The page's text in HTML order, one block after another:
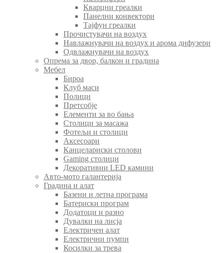
Кварцни греалки
Панелни конвектори
Тајфун греалки
Прочистувачи на воздух
Навлажнувачи на воздух и арома дифузери
Одвлажнувачи на воздух
Опрема за двор, балкон и градина
Мебел
Бироа
Клуб маси
Полици
Претсобје
Елементи за во бања
Столици за масажа
Фотељи и столици
Аксесоари
Канцелариски столови
Gaming столици
Декоративни LED камини
Авто-мото галантерија
Градина и алат
Базени и летна програма
Батериски програм
Додатоци и разно
Дувалки на лисја
Електричен алат
Електрични пумпи
Косилки за трева